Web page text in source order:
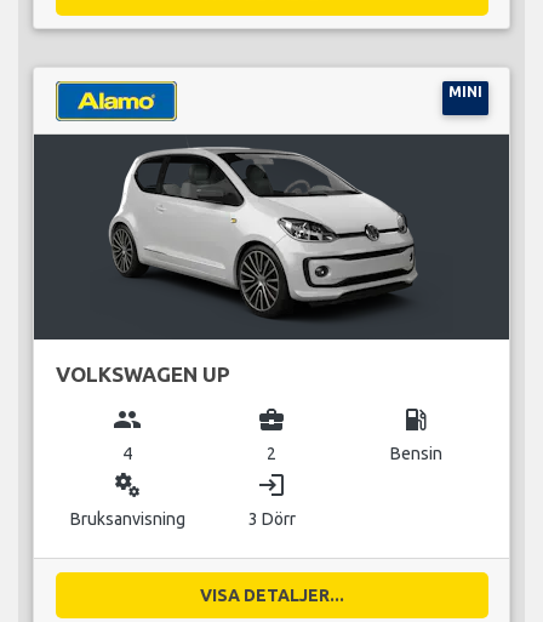
MINI
VOLKSWAGEN UP
group
4
business_center
2
local_gas_station
Bensin
miscellaneous_services
Bruksanvisning
login
3 Dörr
VISA DETALJER...